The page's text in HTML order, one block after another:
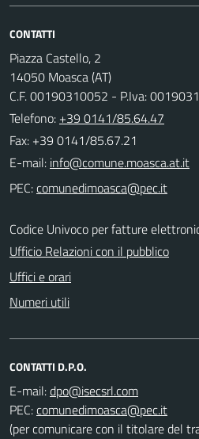
CONTATTI
Piazza Castello, 2
14050 Moasca (AT)
C.F. 00190310052 - P.Iva:
Telefono: +39 0141/85.64.47
Fax: +39 0141/85.67.21
E-mail:
PEC:
Codice Univoco per fatture
Ufficio Relazioni con il pubblico
Uffici e orari
Numeri utili
CONTATTI D.P.O.
E-mail:
PEC:
(per comunicare con il titolare del